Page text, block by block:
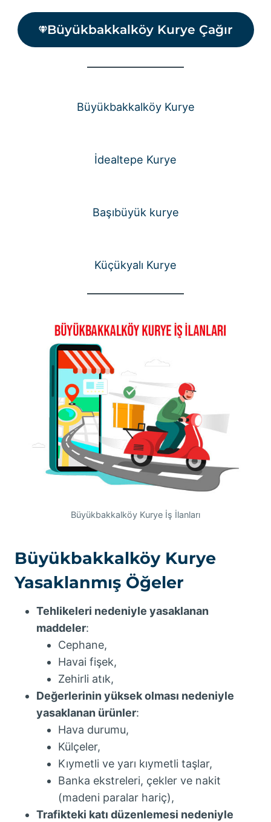
Büyükbakkalköy Kurye Çağır
Büyükbakkalköy Kurye
İdealtepe Kurye
Başıbüyük kurye
Küçükyalı Kurye
Büyükbakkalköy Kurye İş İlanları
Büyükbakkalköy Kurye
Yasaklanmış Öğeler
Tehlikeleri nedeniyle yasaklanan
maddeler:
Cephane,
Havai fişek,
Zehirli atık,
Değerlerinin yüksek olması nedeniyle
yasaklanan ürünler:
Hava durumu,
Külçeler,
Kıymetli ve yarı kıymetli taşlar,
Banka ekstreleri, çekler ve nakit
(madeni paralar hariç),
Trafikteki katı düzenlemesi nedeniyle